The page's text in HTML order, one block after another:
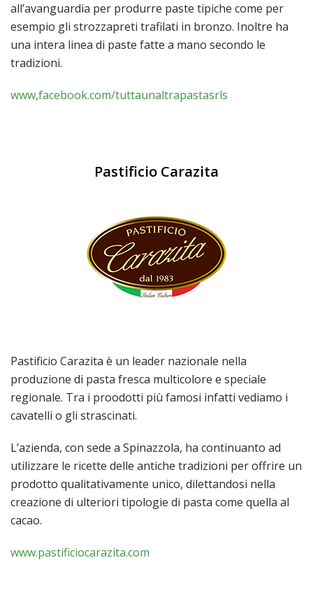
all’avanguardia per produrre paste tipiche come per
esempio gli strozzapreti trafilati in bronzo. Inoltre ha
una intera linea di paste fatte a mano secondo le
tradizioni.
www,facebook.com/tuttaunaltrapastasrls
Pastificio Carazita
Pastificio Carazita è un leader nazionale nella
produzione di pasta fresca multicolore e speciale
regionale. Tra i proodotti più famosi infatti vediamo i
cavatelli o gli strascinati.
L’azienda, con sede a Spinazzola, ha continuanto ad
utilizzare le ricette delle antiche tradizioni per offrire un
prodotto qualitativamente unico, dilettandosi nella
creazione di ulteriori tipologie di pasta come quella al
cacao.
www.pastificiocarazita.com